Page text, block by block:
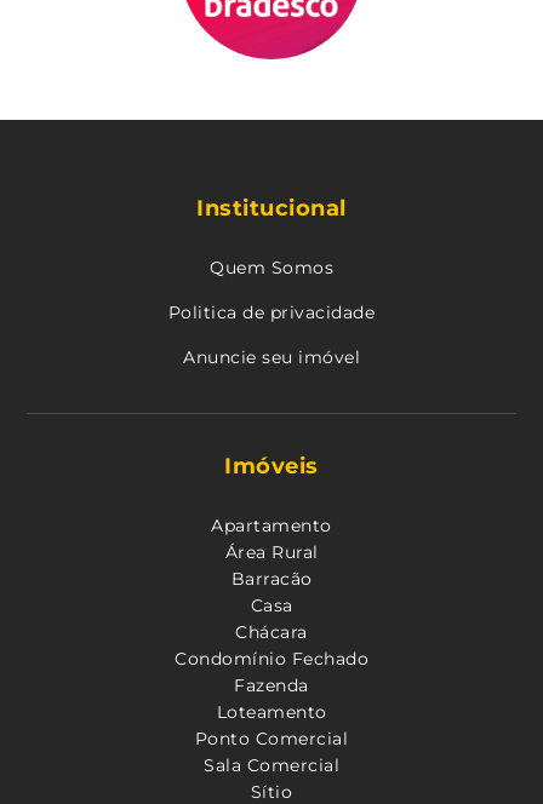
Institucional
Quem Somos
Politica de privacidade
Anuncie seu imóvel
Imóveis
Apartamento
Área Rural
Barracão
Casa
Chácara
Condomínio Fechado
Fazenda
Loteamento
Ponto Comercial
Sala Comercial
Sítio